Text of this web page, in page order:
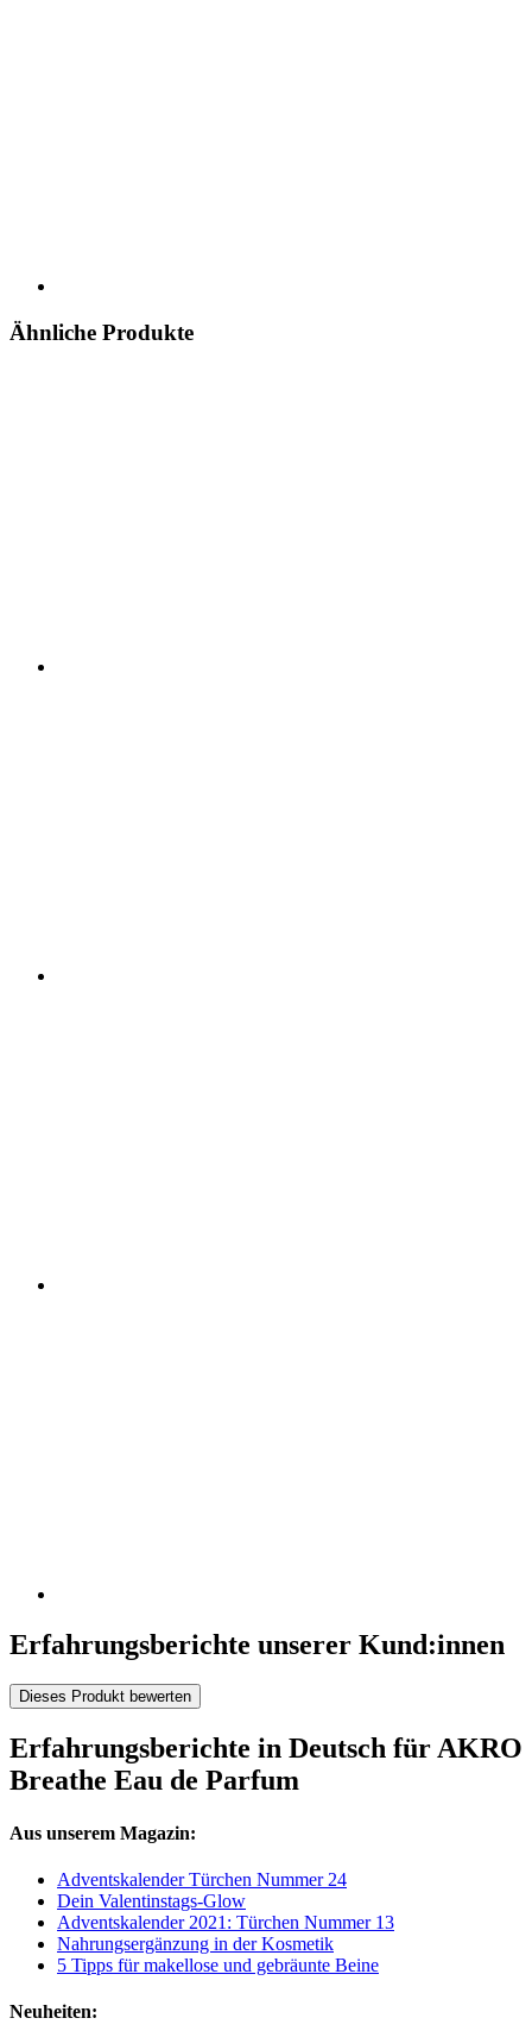
Ähnliche Produkte
Erfahrungsberichte unserer Kund:innen
Dieses Produkt bewerten
Erfahrungsberichte in Deutsch für AKRO
Breathe Eau de Parfum
Aus unserem Magazin:
Adventskalender Türchen Nummer 24
Dein Valentinstags-Glow
Adventskalender 2021: Türchen Nummer 13
Nahrungsergänzung in der Kosmetik
5 Tipps für makellose und gebräunte Beine
Neuheiten: